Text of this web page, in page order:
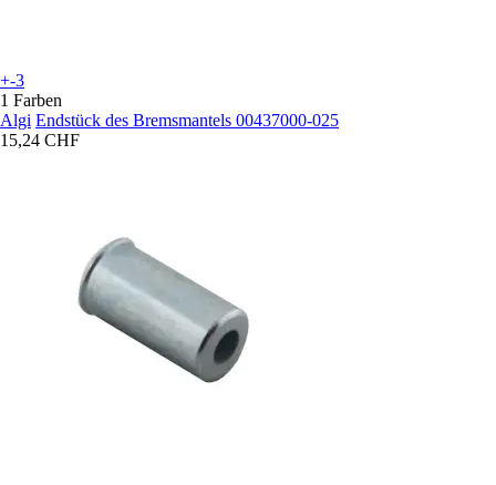
+-3
1 Farben
Algi Endstück des Bremsmantels 00437000-025
15,24 CHF